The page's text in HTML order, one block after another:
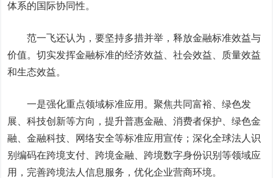
体系的国际协同性。
范一飞还认为，要坚持多措并举，释放金融标准效益与
价值。切实发挥金融标准的经济效益、社会效益、质量效益
和生态效益。
一是强化重点领域标准应用。聚焦共同富裕、绿色发
展、科技创新等方向，提升普惠金融、消费者保护、绿色金
融、金融科技、网络安全等标准应用宣传；深化全球法人识
别编码在跨境支付、跨境金融、跨境数字身份识别等领域应
用，完善跨境法人信息服务，优化企业营商环境。